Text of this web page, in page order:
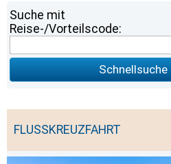
Suche mit
Reise-/Vorteilscode:
FLUSSKREUZFAHRT